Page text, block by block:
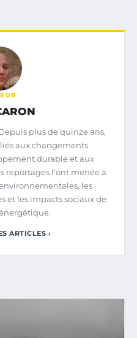
plus de quinze ans,
aux changements
durable et aux
reportages l'ont menée à
les
et les impacts sociaux de
ARTICLES ›